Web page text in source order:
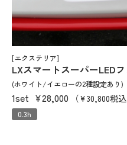
[エクステリア]
LXスマートスーパーLED
(ホワイト/イエローの2種設定あり)
1set ¥28,000 （¥30,800税込
0.3h